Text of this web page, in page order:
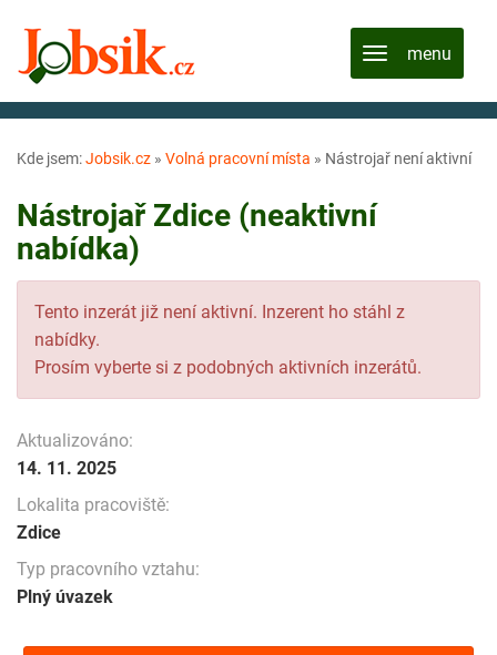
Kde jsem:Jobsik.cz » Volná pracovní místa » Nástrojař není aktivní
Nástrojař Zdice (neaktivní
nabídka)
Tento inzerát již není aktivní. Inzerent ho stáhl z
nabídky.
Prosím vyberte si z podobných aktivních inzerátů.
Aktualizováno:
14. 11. 2025
Lokalita pracoviště:
Zdice
Typ pracovního vztahu:
Plný úvazek